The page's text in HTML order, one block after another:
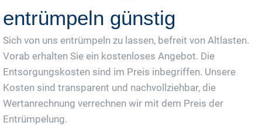
entrümpeln günstig
Sich von uns entrümpeln zu lassen, befreit von Altlasten.
Vorab erhalten Sie ein kostenloses Angebot. Die
Entsorgungskosten sind im Preis inbegriffen. Unsere
Kosten sind transparent und nachvollziehbar, die
Wertanrechnung verrechnen wir mit dem Preis der
Entrümpelung.